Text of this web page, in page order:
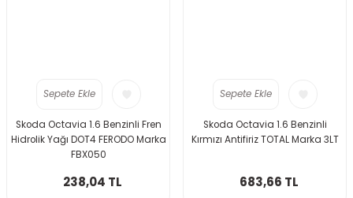
Sepete Ekle
Skoda Octavia 1.6 Benzinli Fren
Hidrolik Yağı DOT4 FERODO Marka
FBX050
238,04 TL
Sepete Ekle
Skoda Octavia 1.6 Benzinli
Kırmızı Antifiriz TOTAL Marka 3LT
683,66 TL